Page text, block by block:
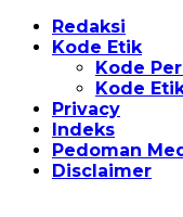
Redaksi
Kode Etik
Kode
Kode
Privacy
Indeks
Pedoman
Disclaimer